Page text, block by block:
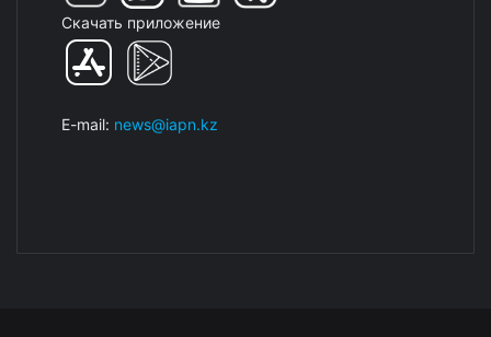
Скачать приложение
E-mail: news@iapn.kz